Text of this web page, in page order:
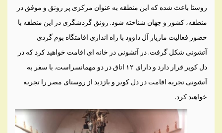
روستا باعث شده که این منطقه به عنوان مرکزی پر رونق و موفق در
منطقه، کشور و جهان شناخته شود. رونق گردشگری در این منطقه با
حضور فعالیت مازیار آل داوود با راه اندازی اقامتگاه بوم گردی
آتشونی شکل گرفت. در آتشونی در خانه ای اقامت خواهید کرد که در
دل کویر قرار دارد و دارای ۱۲ اتاق در دو مهمانسراست. با سفر به
آتشونی تجربه اقامت در دل کویر و بازدید از روستای مصر را تجربه
خواهید کرد.